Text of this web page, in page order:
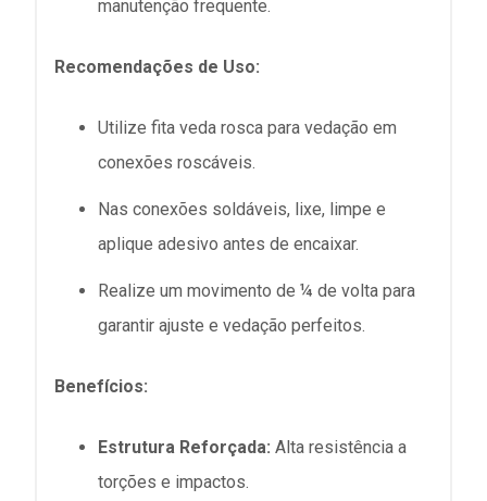
manutenção frequente.
Recomendações de Uso:
Utilize fita veda rosca para vedação em
conexões roscáveis.
Nas conexões soldáveis, lixe, limpe e
aplique adesivo antes de encaixar.
Realize um movimento de ¼ de volta para
garantir ajuste e vedação perfeitos.
Benefícios:
Estrutura Reforçada: Alta resistência a
torções e impactos.